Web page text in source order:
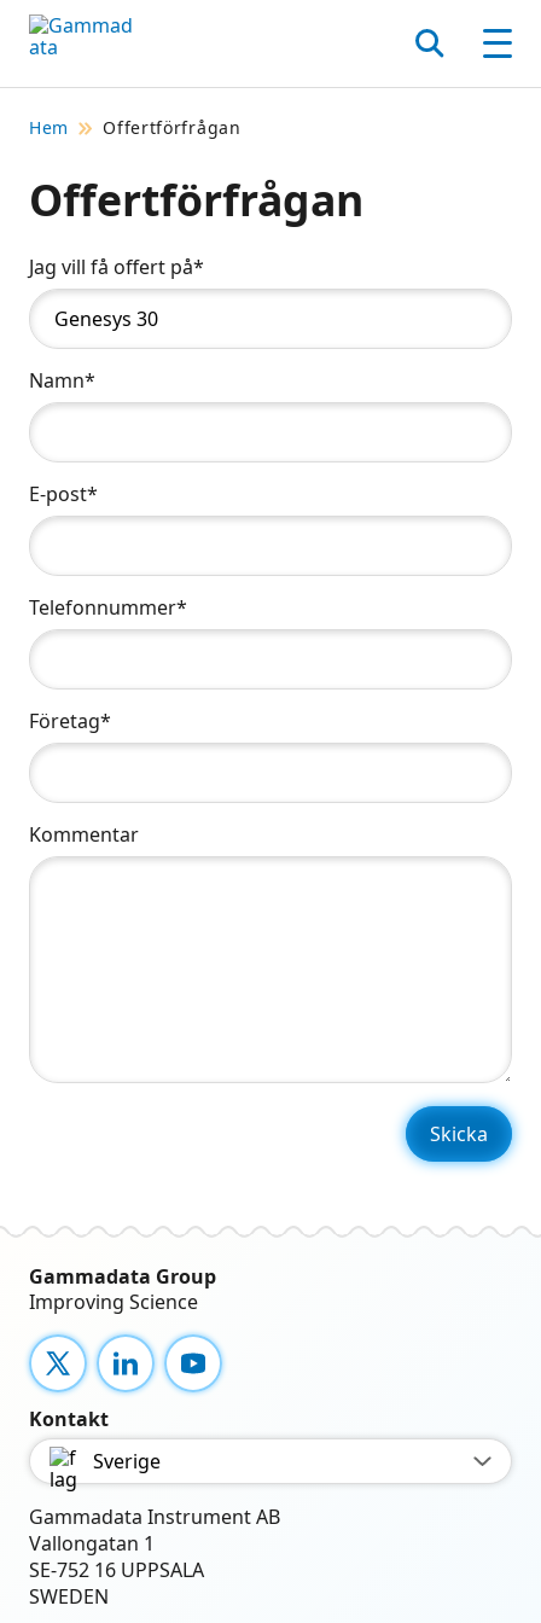
Hoppa
till
Sök
Hem Offertförfrågan
Offertförfrågan
Jag vill få offert på*
Namn*
E-post*
Telefonnummer*
Företag*
Kommentar
Gammadata Group
Improving Science
X LinkedInYouTube
Kontakt
Sverige
Gammadata Instrument AB
Vallongatan 1
SE-752 16 UPPSALA
SWEDEN